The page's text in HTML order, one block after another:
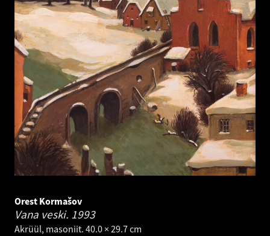
Orest Kormašov
Vana veski. 1993
Akrüül, masoniit. 40.0 × 29.7 cm